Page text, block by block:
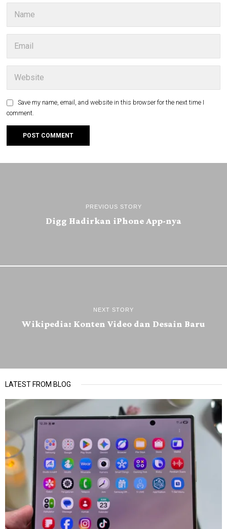
Save my name, email, and website in this browser for the next time I
comment.
PREVIOUS STORY
Digg Hadirkan iPhone App-nya
NEXT STORY
Wikipedia: Konten Video dan Desain Baru
LATEST FROM BLOG